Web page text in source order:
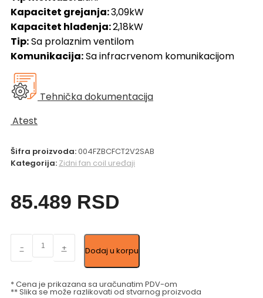
Kapacitet grejanja:3,09kW
Kapacitet hlađenja:2,18kW
Tip:Sa prolaznim ventilom
Komunikacija:Sa infracrvenom komunikacijom
Tehnička dokumentacija
Atest
Šifra proizvoda:004FZBCFCT2V2SAB
Kategorija: Zidni fan coil uređaji
85.489 RSD
SABIANA
Zidni
coil
- + Dodaj u korpu
* Cena je prikazana sa uračunatim PDV-om
** Slika se može razlikovati od stvarnog proizvoda